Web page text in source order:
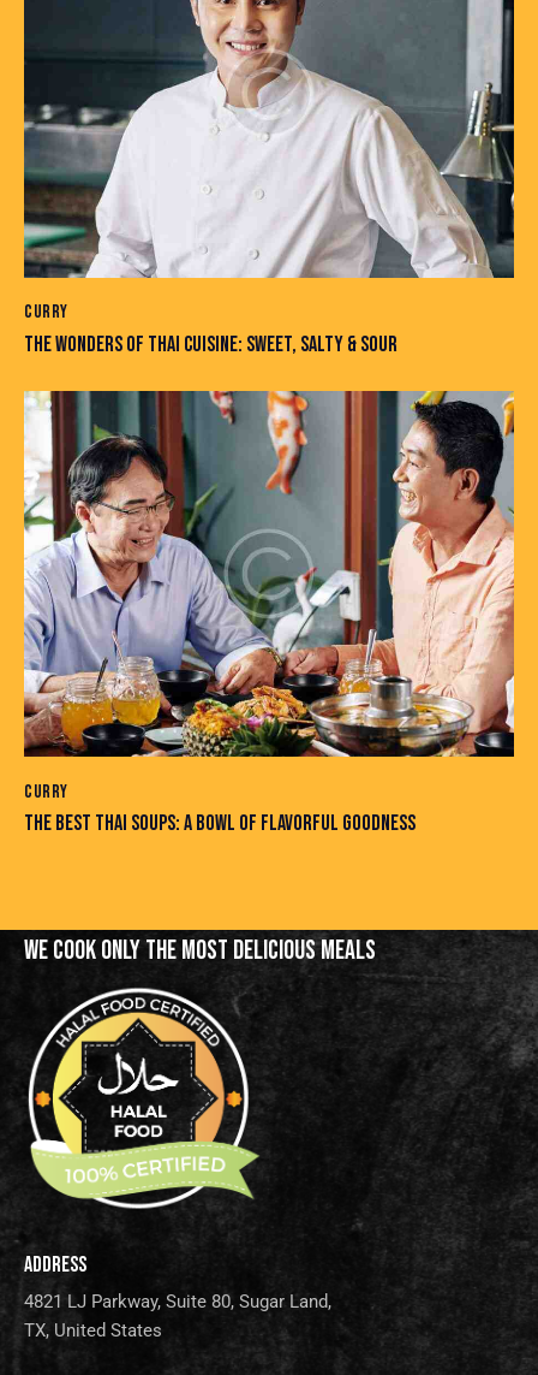
CURRY
THE WONDERS OF THAI CUISINE: SWEET, SALTY & SOUR
CURRY
THE BEST THAI SOUPS: A BOWL OF FLAVORFUL GOODNESS
WE COOK ONLY THE MOST DELICIOUS MEALS
ADDRESS
4821 LJ Parkway, Suite 80, Sugar Land,
TX, United States